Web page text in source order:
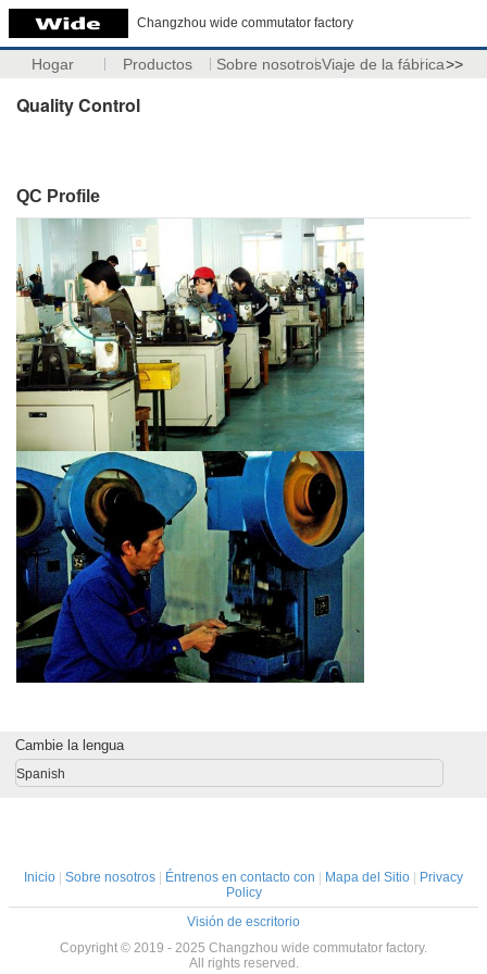
Changzhou wide commutator factory
Hogar Productos Sobre nosotrosViaje de la fábrica>>
Quality Control
QC Profile
Cambie la lengua
Spanish
Inicio Sobre nosotros Éntrenos en contacto con Mapa del Sitio
Privacy
Policy
Visión de escritorio
Copyright © 2019 - 2025 Changzhou wide commutator factory.
All rights reserved.